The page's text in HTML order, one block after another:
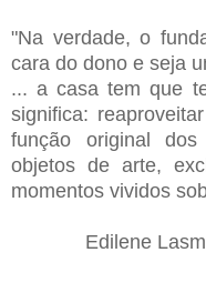
"Na verdade, o
cara do dono e seja
... a casa tem que
significa:
função original
objetos de arte,
momentos vividos
Edilene